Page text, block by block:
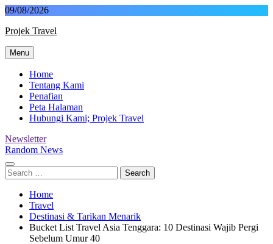
Skip
content
09/08/2026
Projek Travel
Malaysia Travel Portal
Menu
Home
Tentang Kami
Penafian
Peta Halaman
Hubungi Kami; Projek Travel
Newsletter
Random News
Search
for:
Home
Travel
Destinasi & Tarikan Menarik
Bucket List Travel Asia Tenggara: 10 Destinasi Wajib Pergi
Sebelum Umur 40